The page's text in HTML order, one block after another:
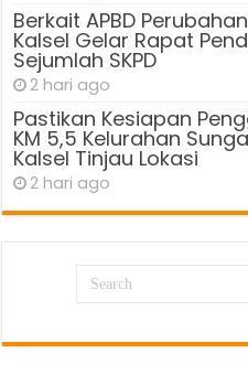
Berkait APBD
Kalsel Gelar Rapat
Sejumlah SKPD
2 hari ago
Pastikan Kesiapan
KM 5,5 Kelurahan
Kalsel Tinjau Lokasi
2 hari ago